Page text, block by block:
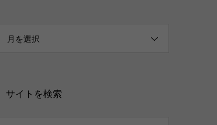
月を選択
サイトを検索